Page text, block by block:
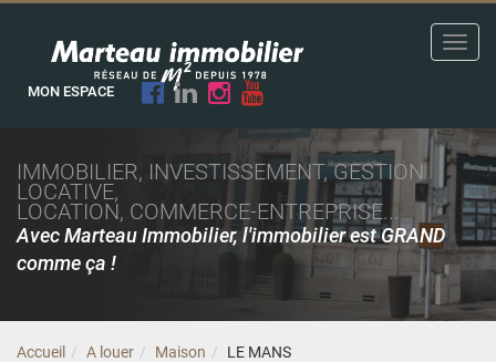
MON ESPACE
IMMOBILIER, INVESTISSEMENT, GESTION
LOCATIVE,
LOCATION, COMMERCE-ENTREPRISE...
Avec Marteau Immobilier, l'immobilier est GRAND
comme ça !
Accueil A louer Maison LE MANS